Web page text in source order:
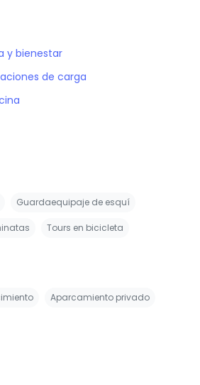
y bienestar
de carga
Guardaequipaje de esquí
Tours en bicicleta
Aparcamiento privado